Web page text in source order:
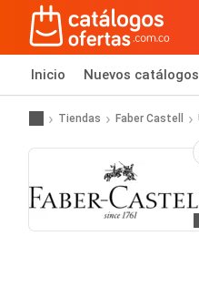
Inicio Nuevos catálogos
Tiendas Faber Castell